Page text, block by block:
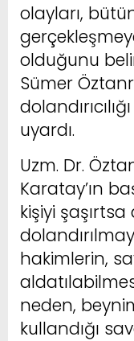
olayları,
olduğunu
Sümer
uyardı.
Uzm. Dr.
Karatay’ın
kişiyi
hakimlerin,
neden,
kullandığı